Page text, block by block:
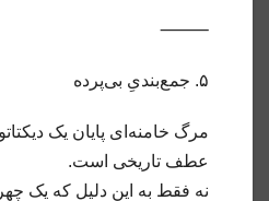
⸻
۵. جمع‌بندیِ بی‌پرده
مرگ خامنه‌ای پایان یک
عطف تاریخی است.
نه فقط به این دلیل که یک